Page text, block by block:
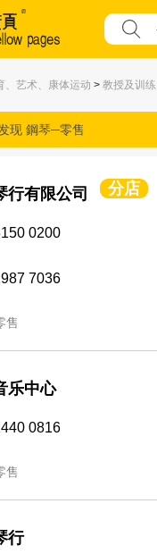
、艺术、康体运动 > 教授及训练
现 鋼琴─零售
行有限公司 分店
0200
7036
售
乐中心
0816
售
行